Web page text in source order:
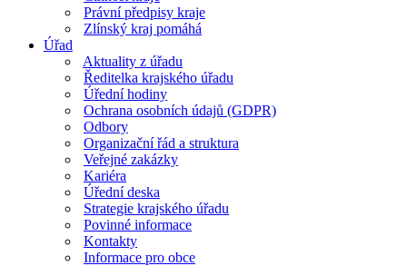
Právní předpisy kraje
Zlínský kraj pomáhá
Úřad
Aktuality z úřadu
Ředitelka krajského úřadu
Úřední hodiny
Ochrana osobních údajů (GDPR)
Odbory
Organizační řád a struktura
Veřejné zakázky
Kariéra
Úřední deska
Strategie krajského úřadu
Povinné informace
Kontakty
Informace pro obce